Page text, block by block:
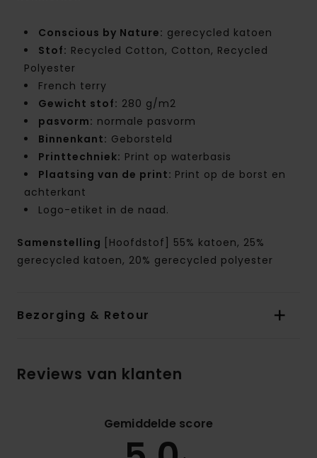
Conscious by Nature: gerecycled katoen
Stof: Recycled Cotton, Cotton, Recycled
Polyester
French terry
Gewicht stof: 280 g/m2
pasvorm: normale pasvorm
Binnenkant: Geborsteld
Printtechniek: Print op waterbasis
Plaatsing van de print: Print op de borst en
achterkant
Logo-etiket in de naad.
Samenstelling
[Hoofdstof] 55% katoen, 25%
gerecycled katoen, 20% gerecycled polyester
Bezorging & Retour
Reviews van klanten
Gemiddelde score